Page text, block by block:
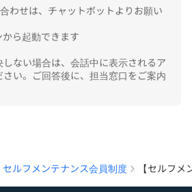
わせは、チャットボットよりお願い
ら起動できます
ない場合は、会話中に表示されるア
い。ご回答後に、担当窓口をご案内
セルフメンテナンス会員制度 【セルフ